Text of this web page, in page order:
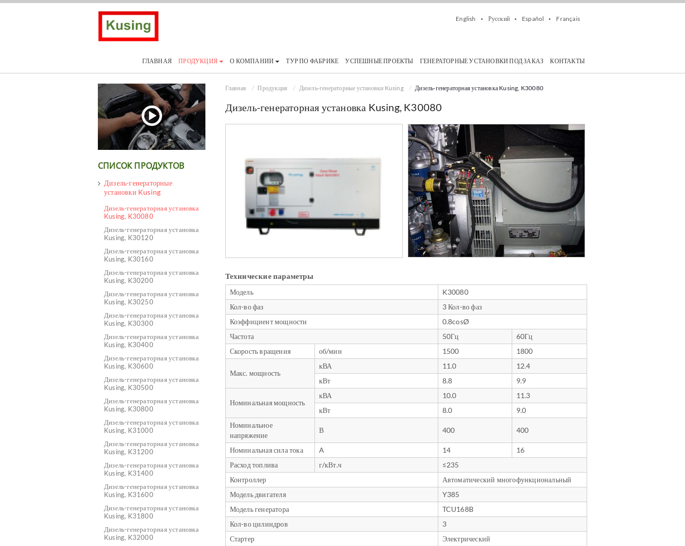
English Русский Español Français
ГЛАВНАЯ ПРОДУКЦИЯ О КОМПАНИИ ТУР ПО ФАБРИКЕ УСПЕШНЫЕ ПРОЕКТЫ ГЕНЕРАТОРНЫЕ УСТАНОВКИ ПОД ЗАКАЗ КОНТАКТЫ
Главная Продукция Дизель-генераторные установки Kusing Дизель-генераторная установка Kusing, K30080
Дизель-генераторная установка Kusing, K30080
Технические параметры
Модель
K30080
Кол-во фаз
3 Кол-во фаз
Коэффициент мощности
0.8cosØ
Частота
50Гц
60Гц
Скорость вращения
об/мин 1500 1800
Макс. мощность
кВА 11.0
12.4
кВт
8.8 9.9
Номинальная мощность
кВА 10.0
11.3
кВт
8.0
9.0
Номинальное
напряжение
В 400 400
Номинальная сила тока A 14
16
Расход топлива
г/кВт.ч
≤235
Контроллер
Автоматический многофункциональный
Модель двигателя
Y385
Модель генератора
TCU168B
Кол-во цилиндров
3
Стартер
Электрический
СПИСОК ПРОДУКТОВ
Дизель-генераторные
установки Kusing
Дизель-генераторная установка
Kusing, K30080
Дизель-генераторная установка
Kusing, K30120
Дизель-генераторная установка
Kusing, K30160
Дизель-генераторная установка
Kusing, K30200
Дизель-генераторная установка
Kusing, K30250
Дизель-генераторная установка
Kusing, K30300
Дизель-генераторная установка
Kusing, K30400
Дизель-генераторная установка
Kusing, K30600
Дизель-генераторная установка
Kusing, K30500
Дизель-генераторная установка
Kusing, K30800
Дизель-генераторная установка
Kusing, K31000
Дизель-генераторная установка
Kusing, K31200
Дизель-генераторная установка
Kusing, K31400
Дизель-генераторная установка
Kusing, K31600
Дизель-генераторная установка
Kusing, K31800
Дизель-генераторная установка
Kusing, K32000